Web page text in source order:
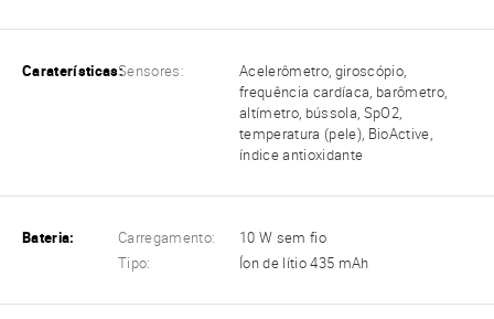
Caraterísticas:Sensores:
Acelerômetro, giroscópio,
frequência cardíaca, barômetro,
altímetro, bússola, SpO2,
temperatura (pele), BioActive,
índice antioxidante
Bateria: Carregamento:
10 W sem fio
Tipo:
Íon de lítio 435 mAh